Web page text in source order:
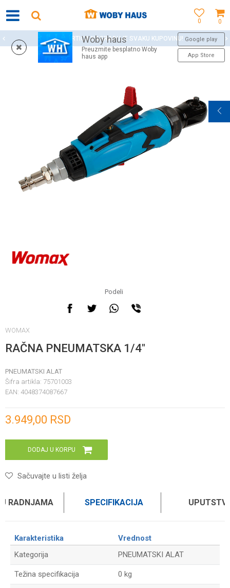
0
0
Woby haus
Preuzmite besplatno Woby
haus app
Google play
App Store
WOBY KARTICA NAGRAĐUJE SVAKU KUPOVINU!
Podeli
WOMAX
RAČNA PNEUMATSKA 1/4"
PNEUMATSKI ALAT
Šifra artikla: 75701003
EAN: 4048374087667
3.949,00 RSD
DODAJ U KORPU
Sačuvajte u listi želja
RADNJAMA SPECIFIKACIJA
Karakteristika
Vrednost
Kategorija
PNEUMATSKI ALAT
Težina specifikacija 0 kg